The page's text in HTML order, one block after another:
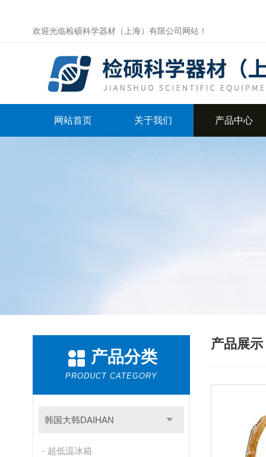
欢迎光临检硕科学器材（上海）有限公司网站！
网站首页 关于我们 产品中心
产品分类
PRODUCT CATEGORY
韩国大韩DAIHAN
超低温冰箱
产品展示